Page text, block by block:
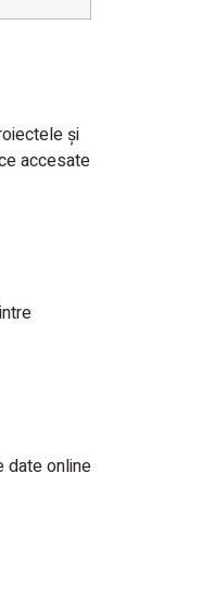
și
accesate
date online